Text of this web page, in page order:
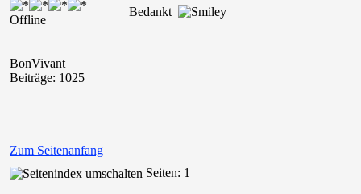
Offline
BonVivant
Beiträge: 1025
Bedankt
Zum Seitenanfang
Seiten: 1